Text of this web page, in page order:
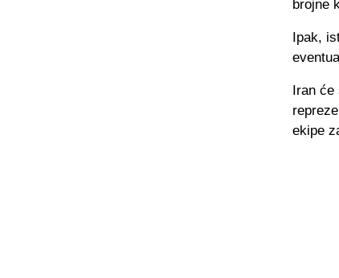
brojne
Ipak,
Iran će
ekipe